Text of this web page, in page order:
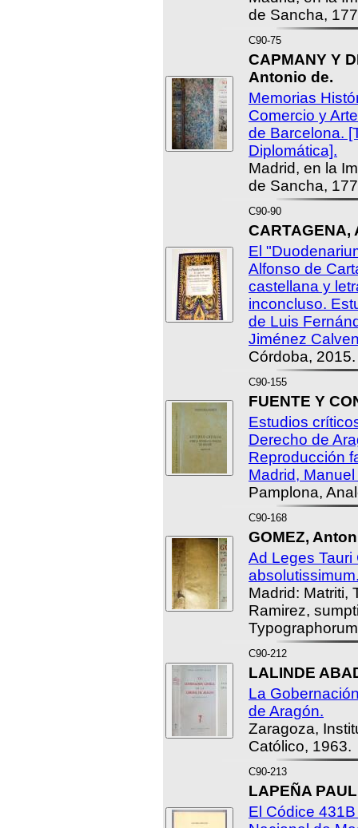
de Sancha,
C90-75
CAPMANY Y
Antonio de.
Memorias
Comercio y
de Barcelona.
Diplomática].
Madrid, en la
de Sancha,
C90-90
CARTAGENA,
El
Alfonso de
castellana y
inconcluso.
de Luis
Jiménez
Córdoba, 2015.
C90-155
FUENTE Y
Estudios
Derecho de
Reproducción
Madrid,
Pamplona,
C90-168
GOMEZ,
Ad Leges Tauri
Madrid: Matriti,
Ramirez,
C90-212
LALINDE
La
de Aragón.
Zaragoza,
Católico, 1963.
C90-213
LAPEÑA
El Códice